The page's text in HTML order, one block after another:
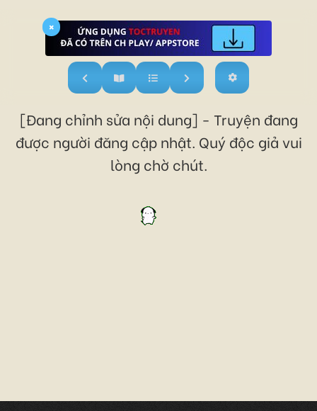
×
[Đang chỉnh sửa nội dung] - Truyện đang
được người đăng cập nhật. Quý độc giả vui
lòng chờ chút.